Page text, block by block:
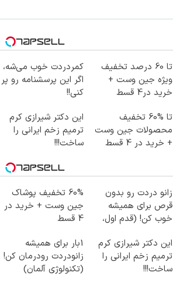
تا 60 درصد تخفیف
ویژه جین وست +
خرید در4 قسط
کمردردت خوب می‌شه،
اگر این پرسشنامه رو پر
کنی!!
تا %60 تخفیف
محصولات جین وست
+ خرید در 4 قسط
این دکتر شیرازی کرم
ترمیم زخم ایرانی را
ساخت!!!
زانو دردت رو بدون
قرص برای همیشه
خوب کن! (قدم اول،
60% تخفیف پوشاک
جین وست + خرید در
4 قسط
این دکتر شیرازی کرم
ترمیم زخم ایرانی را
ساخت!!!
1بار برای همیشه
زانودردت رودرمان کن!
(تکنولوژی آلمان)